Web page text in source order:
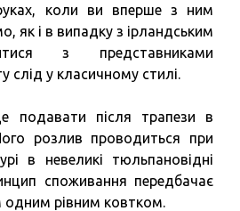
коли ви вперше з ним
як і в випадку з ірландським
з представниками
слід у класичному стилі.
подавати після трапези в
розлив проводиться при
в невеликі тюльпановідні
споживання передбачає
рівним ковтком.